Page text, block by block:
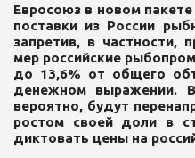
Евросоюз в новом
поставки из России
запретив, в частности,
мер российские
до 13,6% от общего
денежном выражении.
вероятно, будут
ростом своей доли в
диктовать цены на